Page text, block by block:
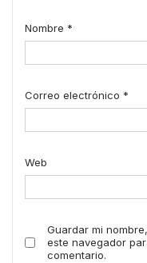
Nombre *
Correo electrónico *
Web
Guardar mi
este navegador
comentario.